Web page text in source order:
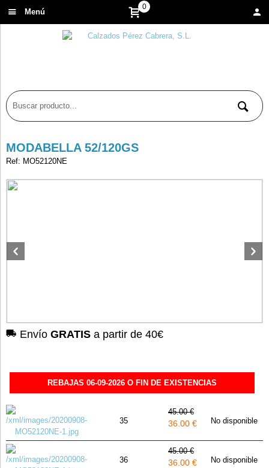
0
MODABELLA 52/120GS
Ref: MO52120NE
Envío GRATIS a partir de 40€
REBAJAS 06-09-2026 O FIN DE EXISTENCIAS
35
45.00 €
36.00 € No disponible
36
45.00 €
36.00 € No disponible
Menú